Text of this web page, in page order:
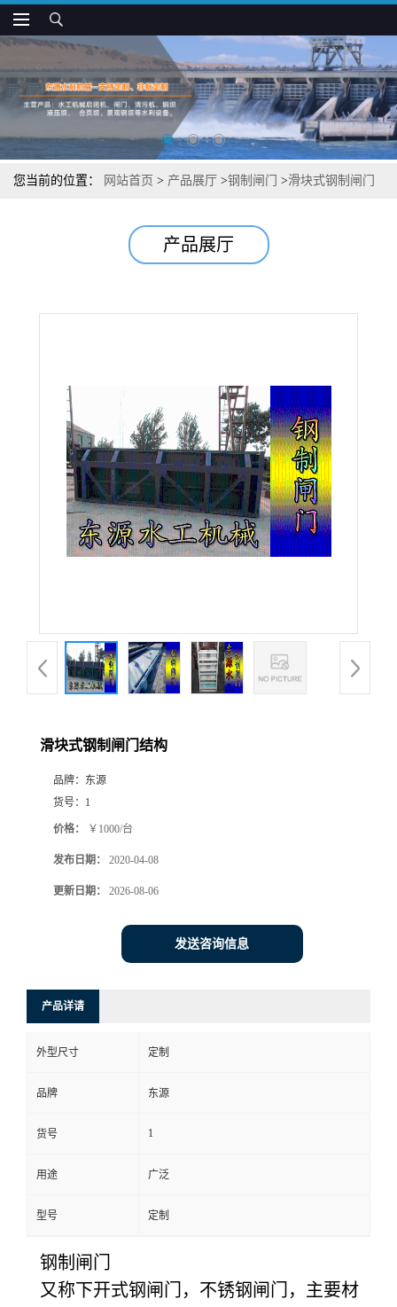
您当前的位置： 网站首页 > 产品展厅 >钢制闸门 >滑块式钢制闸门
产品展厅
滑块式钢制闸门结构
品牌： 东源
货号： 1
价格： ￥1000/台
发布日期： 2020-04-08
更新日期： 2026-08-06
发送咨询信息
产品详请
外型尺寸 定制
品牌 东源
货号 1
用途 广泛
型号 定制
钢制闸门
又称下开式钢闸门，不锈钢闸门，主要材